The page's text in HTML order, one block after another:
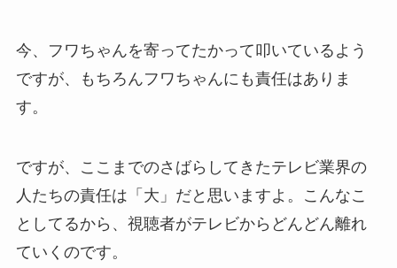
今、フワちゃんを寄ってたかって叩いているよう
ですが、もちろんフワちゃんにも責任はありま
す。
ですが、ここまでのさばらしてきたテレビ業界の
人たちの責任は「大」だと思いますよ。こんなこ
としてるから、視聴者がテレビからどんどん離れ
ていくのです。